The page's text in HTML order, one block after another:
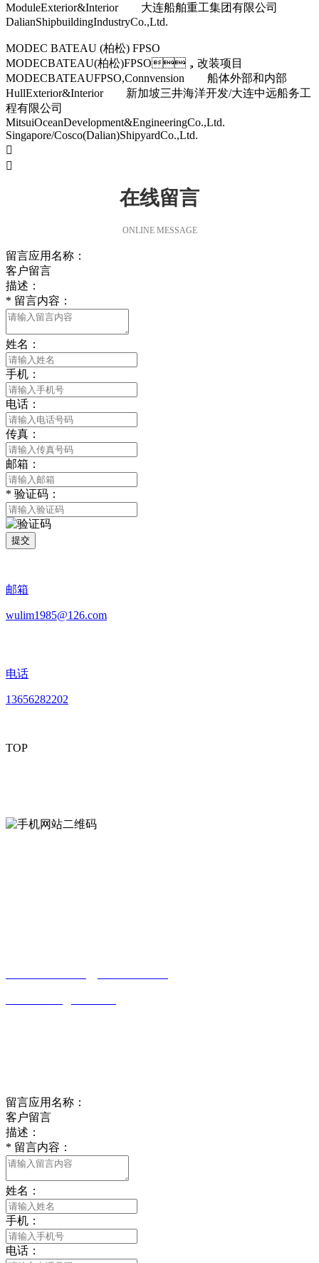
ModuleExterior&Interior 大连船舶重工集团有限公司
DalianShipbuildingIndustryCo.,Ltd.
MODEC BATEAU (柏松) FPSO
MODECBATEAU(柏松)FPSO，改装项目
MODECBATEAUFPSO,Connvension 船体外部和内部
HullExterior&Interior 新加坡三井海洋开发/大连中远船务工
程有限公司
MitsuiOceanDevelopment&EngineeringCo.,Ltd.
Singapore/Cosco(Dalian)ShipyardCo.,Ltd.


在线留言
ONLINE MESSAGE
留言应用名称：
客户留言
描述：
* 留言内容：
姓名：
手机：
电话：
传真：
邮箱：
* 验证码：
提交
邮箱
wulim1985@126.com
电话
13656282202
TOP
留言应用名称：
客户留言
描述：
* 留言内容：
姓名：
手机：
电话：